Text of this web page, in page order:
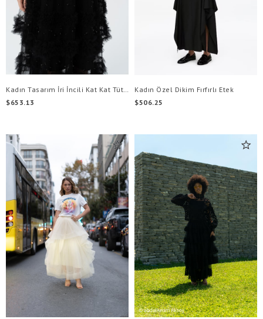
Kadın Tasarım İri İncili Kat Kat Tütü Etek
$653.13
Kadın Özel Dikim Fırfırlı Etek
$506.25